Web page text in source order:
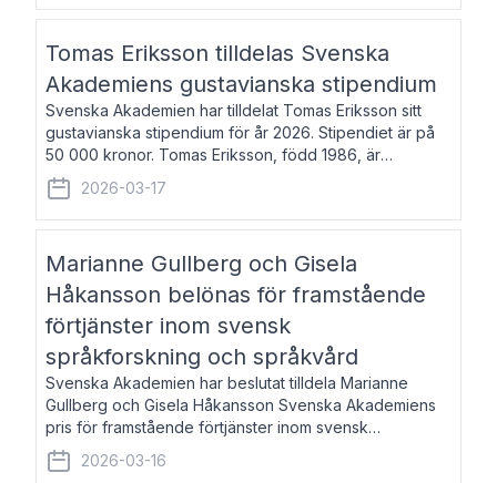
Tomas Eriksson tilldelas Svenska
Akademiens gustavianska stipendium
Svenska Akademien har tilldelat Tomas Eriksson sitt
gustavianska stipendium för år 2026. Stipendiet är på
50 000 kronor. Tomas Eriksson, född 1986, är
projektledare inom marknadsföring och författare och
utkom i fjol med boken Syndabocken.
2026-03-17
Marianne Gullberg och Gisela
Håkansson belönas för framstående
förtjänster inom svensk
språkforskning och språkvård
Svenska Akademien har beslutat tilldela Marianne
Gullberg och Gisela Håkansson Svenska Akademiens
pris för framstående förtjänster inom svensk
språkforskning och språkvård till minne av Carl Gabriel
och Karin Forsberg för år 2026. Prissumma
2026-03-16